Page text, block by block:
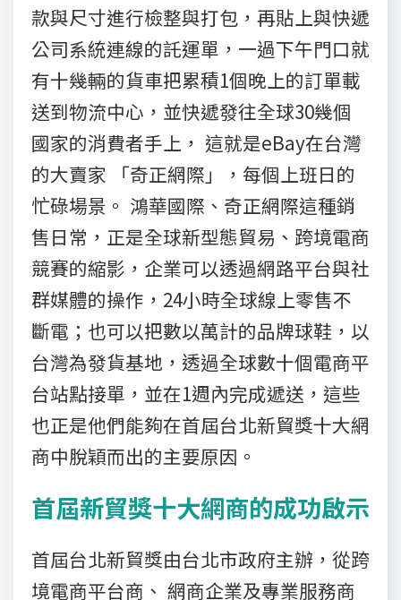
款與尺寸進行檢整與打包，再貼上與快遞
公司系統連線的託運單，一過下午門口就
有十幾輛的貨車把累積1個晚上的訂單載
送到物流中心，並快遞發往全球30幾個
國家的消費者手上， 這就是eBay在台灣
的大賣家 「奇正網際」，每個上班日的
忙碌場景。 鴻華國際、奇正網際這種銷
售日常，正是全球新型態貿易、跨境電商
競賽的縮影，企業可以透過網路平台與社
群媒體的操作，24小時全球線上零售不
斷電；也可以把數以萬計的品牌球鞋，以
台灣為發貨基地，透過全球數十個電商平
台站點接單，並在1週內完成遞送，這些
也正是他們能夠在首屆台北新貿獎十大網
商中脫穎而出的主要原因。
首屆新貿獎十大網商的成功啟示
首屆台北新貿獎由台北市政府主辦，從跨
境電商平台商、 網商企業及專業服務商